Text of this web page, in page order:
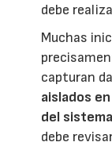
debe
Muchas
capturan
aislados
del
debe